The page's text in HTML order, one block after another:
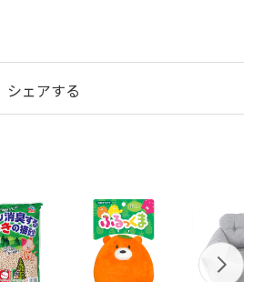
シェアする